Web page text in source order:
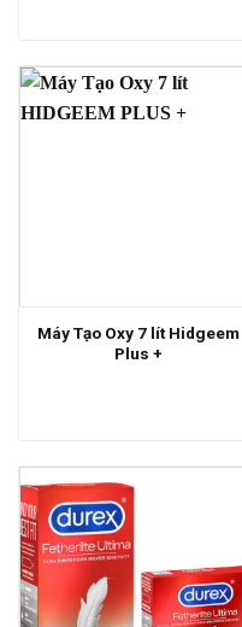
Máy Tạo Oxy 7 lít Hidgeem
Plus +